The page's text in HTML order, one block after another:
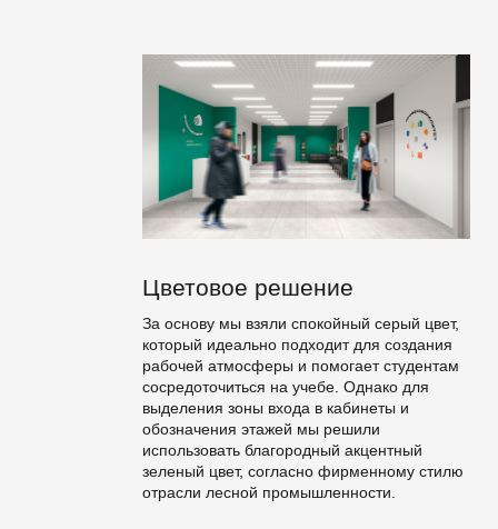
Цветовое решение
За основу мы взяли спокойный серый цвет,
который идеально подходит для создания
рабочей атмосферы и помогает студентам
сосредоточиться на учебе. Однако для
выделения зоны входа в кабинеты и
обозначения этажей мы решили
использовать благородный акцентный
зеленый цвет, согласно фирменному стилю
отрасли лесной промышленности.